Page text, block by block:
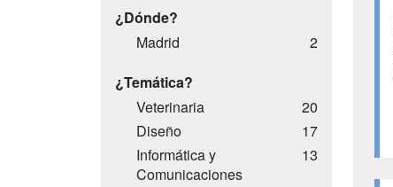
¿Dónde?
Madrid
2
¿Temática?
Veterinaria
20
Diseño
17
Informática y
Comunicaciones
13